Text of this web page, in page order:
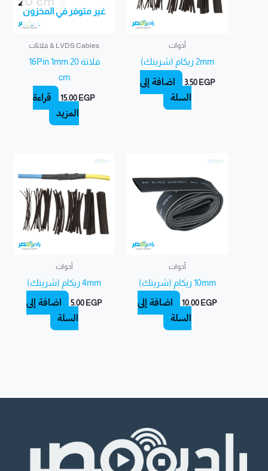
أدوات
2mm ريكام (شرينك)
3.50 EGP
إضافة إلى
السلة
غير متوفر في المخزون
LVDS Cables & فلاتات
فلاتة 16Pin 1mm 20
cm
15.00 EGP
قراءة
المزيد
أدوات
10mm ريكام (شرينك)
10.00 EGP
إضافة إلى
السلة
أدوات
4mm ريكام (شرينك)
5.00 EGP
إضافة إلى
السلة